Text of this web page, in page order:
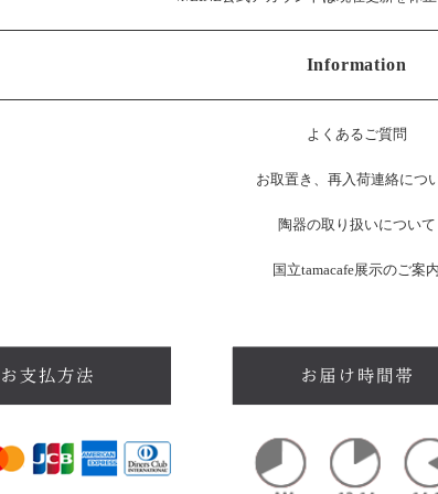
Information
よくあるご質問
お取置き、再入荷連絡につ
陶器の取り扱いについて
国立tamacafe展示のご案